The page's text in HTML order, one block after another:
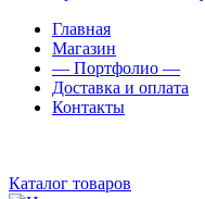
Главная
Магазин
— Портфолио —
Доставка и оплата
Контакты
Каталог товаров